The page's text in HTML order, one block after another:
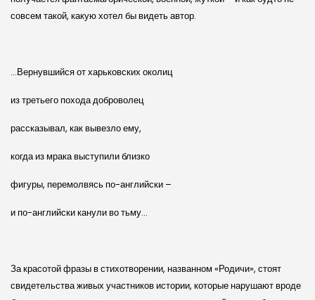
совсем такой, какую хотел бы видеть автор.
…Вернувшийся от харьковских околиц
из третьего похода доброволец
рассказывал, как вывезло ему,
когда из мрака выступили близко
фигуры, перемолвясь по-английски –
и по-английски канули во тьму…
За красотой фразы в стихотворении, названном «Родичи», стоят
свидетельства живых участников истории, которые нарушают вроде